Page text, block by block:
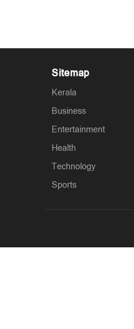
Sitemap
Kerala
Business
Entertainment
Health
Technology
Sports